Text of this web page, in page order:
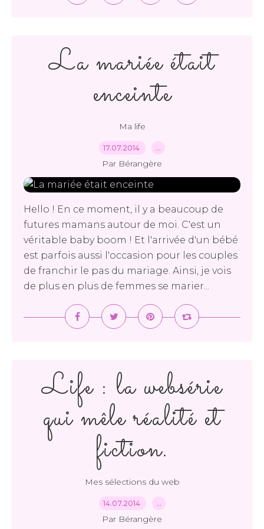
La mariée était
enceinte
Ma life
17.07.2014 …
Par Bérangère
Hello ! En ce moment, il y a beaucoup de
futures mamans autour de moi. C'est un
véritable baby boom ! Et l'arrivée d'un bébé
est parfois aussi l'occasion pour les couples
de franchir le pas du mariage. Ainsi, je vois
de plus en plus de femmes se marier...
Life : la websérie
qui mêle réalité et
fiction.
Mes sélections du web
14.07.2014 …
Par Bérangère